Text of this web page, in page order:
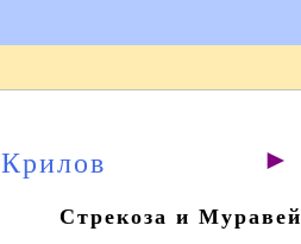
Крилов ►
Стрекоза и Муравей